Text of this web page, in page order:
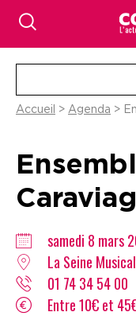
Accueil > Agenda >
samedi 8 mars
La Seine
01 74 34 54 00
Entre 10€ et